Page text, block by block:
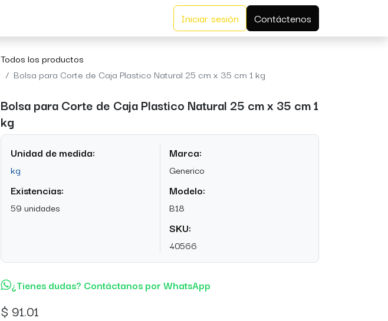
Iniciar sesión Contáctenos
Todos los productos
Bolsa para Corte de Caja Plastico Natural 25 cm x 35 cm 1 kg
Bolsa para Corte de Caja Plastico Natural 25 cm x 35 cm 1
kg
Unidad de medida:
kg
Existencias:
59 unidades
Marca:
Generico
Modelo:
B18
SKU:
40566
¿Tienes dudas? Contáctanos por WhatsApp
$ 91.01